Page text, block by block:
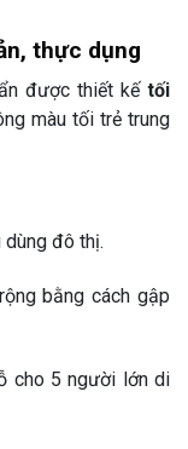
thực dụng
được thiết kế tối
màu tối trẻ trung
dùng đô thị.
bằng cách gập
cho 5 người lớn di